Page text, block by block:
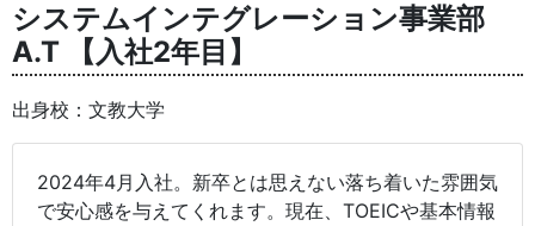
システムインテグレーション事業部
A.T 【入社2年目】
出身校：文教大学
2024年4月入社。新卒とは思えない落ち着いた雰囲気
で安心感を与えてくれます。現在、TOEICや基本情報